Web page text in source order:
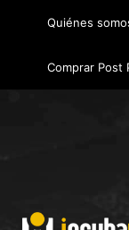
Quiénes
Comprar Post